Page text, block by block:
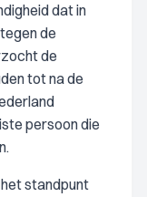
dat in
de
de
tot na de
persoon die
standpunt